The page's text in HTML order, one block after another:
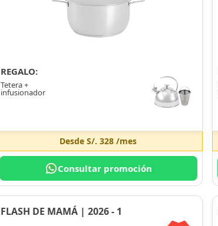
REGALO:
Tetera +
infusionador
DesdeS/. 328 /mes
Consultar promoción
FLASH DE MAMÁ | 2026 - 1